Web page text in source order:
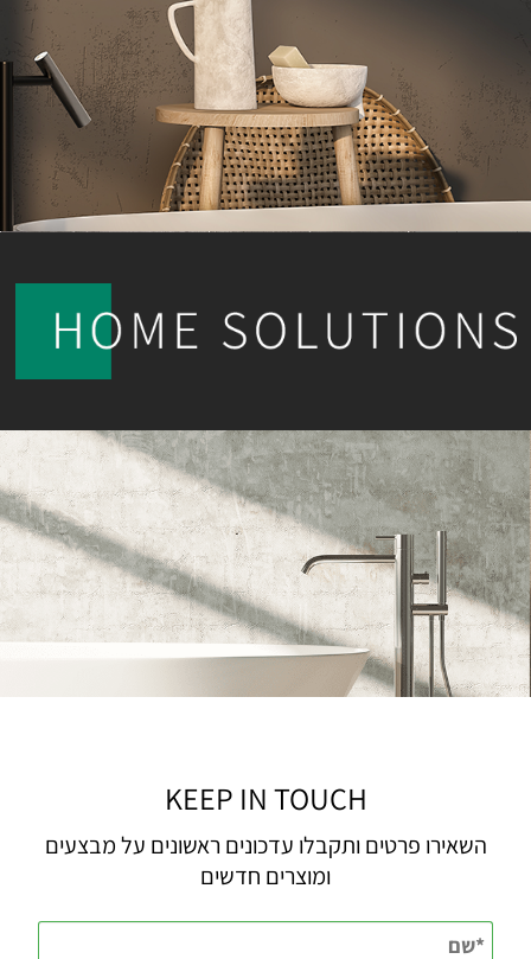
KEEP IN TOUCH
השאירו פרטים ותקבלו עדכונים ראשונים על מבצעים
ומוצרים חדשים